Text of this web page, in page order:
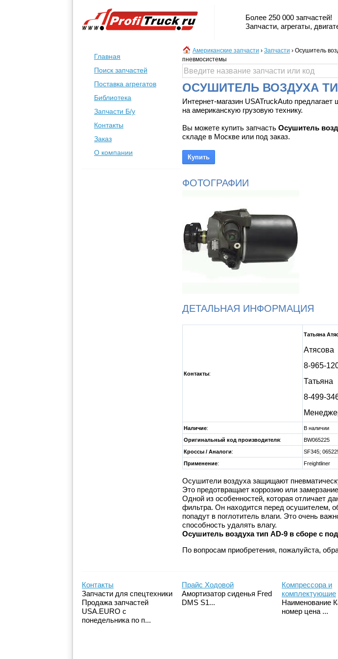
Более 250 000 запчастей!
Запчасти, агрегаты,
Главная
Поиск запчастей
Поставка агрегатов
Библиотека
Запчасти Б/у
Контакты
Заказ
О компании
Американские запчасти › Запчасти › Осушитель
пневмосистемы
ОСУШИТЕЛЬ ВОЗДУХА
Интернет-магазин USATruckAuto предлагает
на американскую грузовую технику.
Вы можете купить запчасть Осушитель
складе в Москве или под заказ.
ФОТОГРАФИИ
ДЕТАЛЬНАЯ ИНФОРМАЦИЯ
Контакты:
Татьяна
Атясова
8-965-
Татьяна
8-499-
Наличие:
В наличии
Оригинальный код производителя:
BW065225
Кроссы / Аналоги:
SF345;
Применение: Freightliner
Осушители воздуха защищают
Это предотвращает коррозию или
Одной из особенностей, которая отличает
фильтра. Он находится перед осушителем,
попадут в поглотитель влаги. Это очень
способность удалять влагу.
Осушитель воздуха тип AD-9 в сборе с
По вопросам приобретения, пожалуйста,
Контакты
Запчасти для спецтехники
Продажа запчастей
USA.EURO с
понедельника по п...
Прайс Ходовой
Амортизатор сиденья Fred
DMS S1...
Компрессора и
комплектующие
Наименование
номер цена ...